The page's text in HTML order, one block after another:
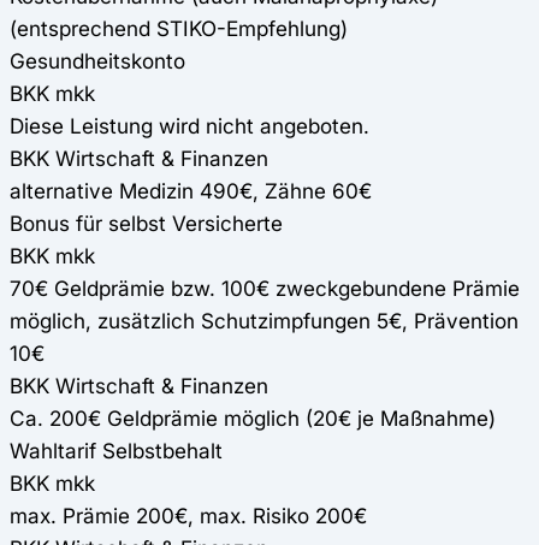
(entsprechend STIKO-Empfehlung)
Gesundheitskonto
BKK mkk
Diese Leistung wird nicht angeboten.
BKK Wirtschaft & Finanzen
alternative Medizin 490€, Zähne 60€
Bonus für selbst Versicherte
BKK mkk
70€ Geldprämie bzw. 100€ zweckgebundene Prämie
möglich, zusätzlich Schutzimpfungen 5€, Prävention
10€
BKK Wirtschaft & Finanzen
Ca. 200€ Geldprämie möglich (20€ je Maßnahme)
Wahltarif Selbstbehalt
BKK mkk
max. Prämie 200€, max. Risiko 200€